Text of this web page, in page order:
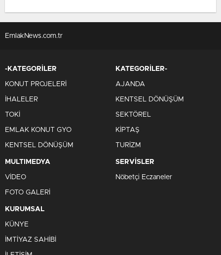
EmlakNews.com.tr
-KATEGORİLER
KONUT PROJELERİ
İHALELER
TOKİ
EMLAK KONUT GYO
KENTSEL DÖNÜŞÜM
KATEGORİLER-
AJANDA
KENTSEL DÖNÜŞÜM
SEKTÖREL
KİPTAŞ
TURİZM
MULTIMEDYA
VİDEO
FOTO GALERİ
SERVİSLER
Nöbetçi Eczaneler
KURUMSAL
KÜNYE
İMTİYAZ SAHİBİ